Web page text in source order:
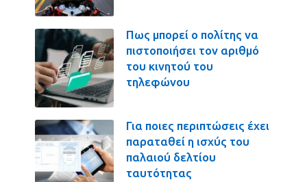
Πως μπορεί ο πολίτης να
πιστοποιήσει τον αριθμό
του κινητού του
τηλεφώνου
Για ποιες περιπτώσεις έχει
παραταθεί η ισχύς του
παλαιού δελτίου
ταυτότητας